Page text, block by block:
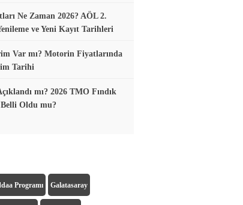
Ne Zaman 2026? AÖL 2.
ve Yeni Kayıt Tarihleri
Var mı? Motorin Fiyatlarında
Tarihi
mı? 2026 TMO Fındık
Oldu mu?
Programı Galatasaray